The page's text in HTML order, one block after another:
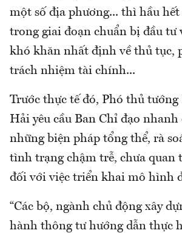
một số địa phương... thì hầu hết
trong giai đoạn chuẩn bị đầu tư
khó khăn nhất định về thủ tục,
trách nhiệm tài chính...
Trước thực tế đó, Phó thủ
Hải yêu cầu Ban Chỉ đạo nhanh
những biện pháp tổng thể, rà
tình trạng chậm trễ, chưa quan
đối với việc triển khai mô hình
“Các bộ, ngành chủ động xây
hành thông tư hướng dẫn thực